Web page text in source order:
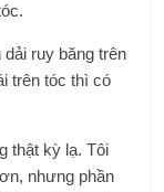
ruy băng trên
trên tóc thì có
thật kỳ lạ. Tôi
nhưng phần